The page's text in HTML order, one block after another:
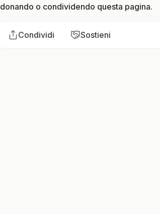
donando o condividendo questa pagina.
Condividi Sostieni